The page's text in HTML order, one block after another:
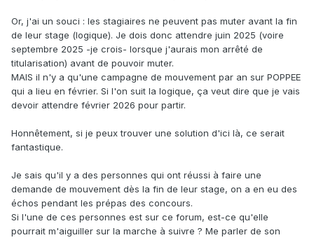
Or, j'ai un souci : les stagiaires ne peuvent pas muter avant la fin
de leur stage (logique). Je dois donc attendre juin 2025 (voire
septembre 2025 -je crois- lorsque j'aurais mon arrêté de
titularisation) avant de pouvoir muter.
MAIS il n'y a qu'une campagne de mouvement par an sur POPPEE
qui a lieu en février. Si l'on suit la logique, ça veut dire que je vais
devoir attendre février 2026 pour partir.
Honnêtement, si je peux trouver une solution d'ici là, ce serait
fantastique.
Je sais qu'il y a des personnes qui ont réussi à faire une
demande de mouvement dès la fin de leur stage, on a en eu des
échos pendant les prépas des concours.
Si l'une de ces personnes est sur ce forum, est-ce qu'elle
pourrait m'aiguiller sur la marche à suivre ? Me parler de son